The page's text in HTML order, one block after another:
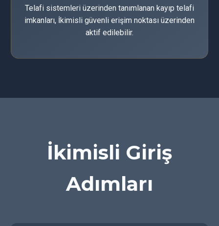
Telafi sistemleri üzerinden tanımlanan kayıp telafi
imkanları, İkimisli güvenli erişim noktası üzerinden
aktif edilebilir.
İkimisli Giriş
Adımları